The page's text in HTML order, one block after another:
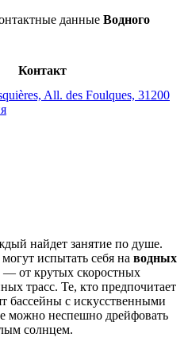
данные Водного
Контакт
All. des Foulques, 31200
найдет занятие по душе.
испытать себя на водных
— от крутых скоростных
трасс. Те, кто предпочитает
бассейны с искусственными
можно неспешно дрейфовать
солнцем.